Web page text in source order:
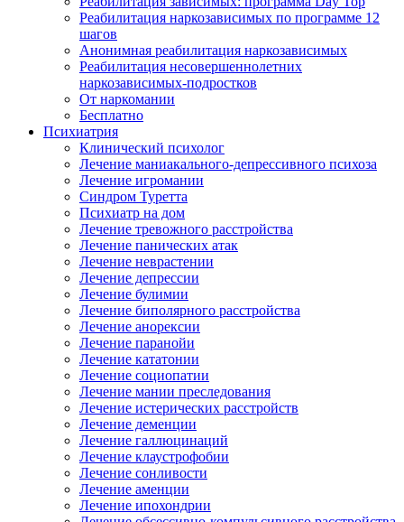
Реабилитация наркозависимых по программе 12
шагов
Анонимная реабилитация наркозависимых
Реабилитация несовершеннолетних
наркозависимых-подростков
От наркомании
Бесплатно
Психиатрия
Клинический психолог
Лечение маниакального-депрессивного психоза
Лечение игромании
Синдром Туретта
Психиатр на дом
Лечение тревожного расстройства
Лечение панических атак
Лечение неврастении
Лечение депрессии
Лечение булимии
Лечение биполярного расстройства
Лечение анорексии
Лечение паранойи
Лечение кататонии
Лечение социопатии
Лечение мании преследования
Лечение истерических расстройств
Лечение деменции
Лечение галлюцинаций
Лечение клаустрофобии
Лечение сонливости
Лечение аменции
Лечение ипохондрии